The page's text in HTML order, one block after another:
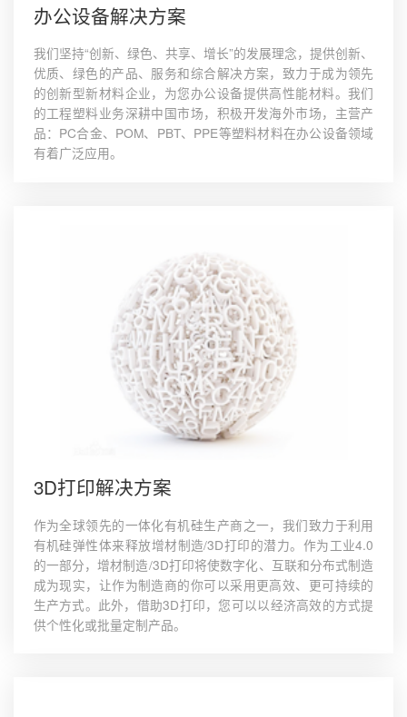
办公设备解决方案
我们坚持“创新、绿色、共享、增长”的发展理念，提供创新、
优质、绿色的产品、服务和综合解决方案，致力于成为领先
的创新型新材料企业，为您办公设备提供高性能材料。我们
的工程塑料业务深耕中国市场，积极开发海外市场，主营产
品：PC合金、POM、PBT、PPE等塑料材料在办公设备领域
有着广泛应用。
3D打印解决方案
作为全球领先的一体化有机硅生产商之一，我们致力于利用
有机硅弹性体来释放增材制造/3D打印的潜力。作为工业4.0
的一部分，增材制造/3D打印将使数字化、互联和分布式制造
成为现实，让作为制造商的你可以采用更高效、更可持续的
生产方式。此外，借助3D打印，您可以以经济高效的方式提
供个性化或批量定制产品。